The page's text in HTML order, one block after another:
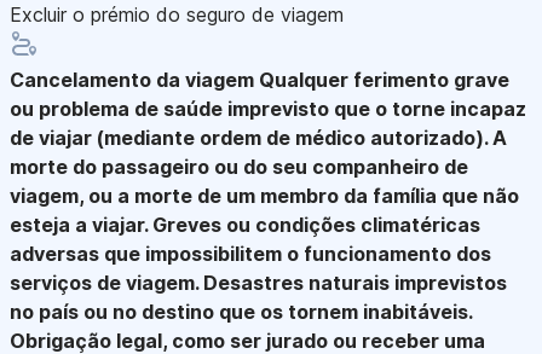
Excluir o prémio do seguro de viagem
Cancelamento da viagem Qualquer ferimento grave
ou problema de saúde imprevisto que o torne incapaz
de viajar (mediante ordem de médico autorizado). A
morte do passageiro ou do seu companheiro de
viagem, ou a morte de um membro da família que não
esteja a viajar. Greves ou condições climatéricas
adversas que impossibilitem o funcionamento dos
serviços de viagem. Desastres naturais imprevistos
no país ou no destino que os tornem inabitáveis.
Obrigação legal, como ser jurado ou receber uma